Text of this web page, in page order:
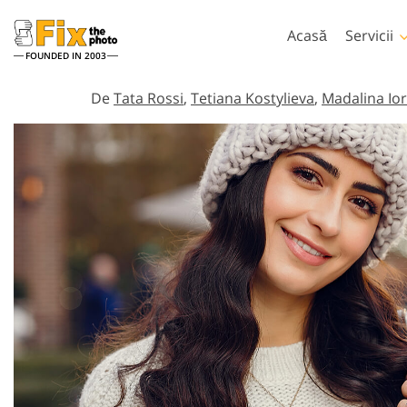
FOUNDED IN 2003
Acasă Servicii
Servicii de retușare la cap Retușare
Servicii de editare foto de
nuntă
Modele
pentru
Lightroom
Presetări Lightroom
Întreaga colecție
presetată LR
Cea mai buna afacere
Presets
Colecția mobilă
Acțiuni
Perii
Suprapuneri
Texturi
Ps Acțiuni
Ps Suprapune
întregi
DeTata Rossi, Tetiana Kostylieva, Madalina